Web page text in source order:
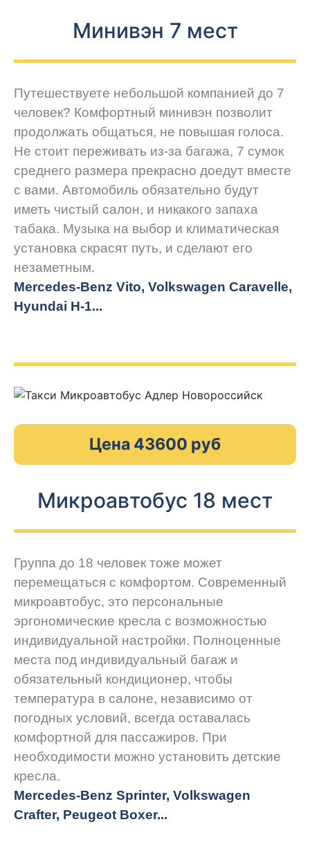
Минивэн 7 мест
Путешествуете небольшой компанией до 7
человек? Комфортный минивэн позволит
продолжать общаться, не повышая голоса.
Не стоит переживать из-за багажа, 7 сумок
среднего размера прекрасно доедут вместе
с вами. Автомобиль обязательно будут
иметь чистый салон, и никакого запаха
табака. Музыка на выбор и климатическая
установка скрасят путь, и сделают его
незаметным.
Mercedes-Benz Vito, Volkswagen Caravelle,
Hyundai H-1...
Цена 43600 руб
Микроавтобус 18 мест
Группа до 18 человек тоже может
перемещаться с комфортом. Современный
микроавтобус, это персональные
эргономические кресла с возможностью
индивидуальной настройки. Полноценные
места под индивидуальный багаж и
обязательный кондиционер, чтобы
температура в салоне, независимо от
погодных условий, всегда оставалась
комфортной для пассажиров. При
необходимости можно установить детские
кресла.
Mercedes-Benz Sprinter, Volkswagen
Crafter, Peugeot Boxer...